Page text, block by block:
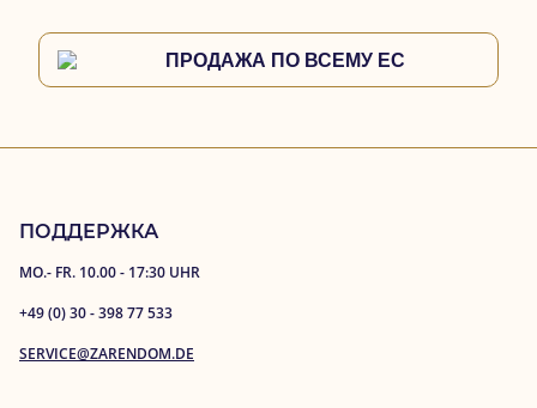
ПРОДАЖА ПО ВСЕМУ ЕС
ПОДДЕРЖКА
MO.- FR. 10.00 - 17:30 UHR
+49 (0) 30 - 398 77 533
SERVICE@ZARENDOM.DE